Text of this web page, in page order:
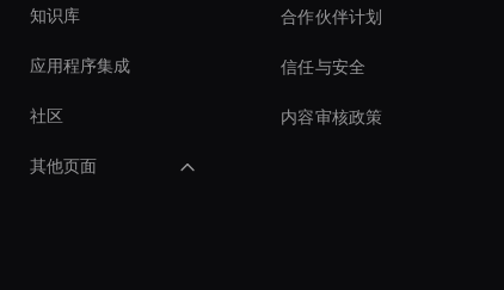
知识库
应用程序集成
社区
其他页面
合作伙伴计划
信任与安全
内容审核政策